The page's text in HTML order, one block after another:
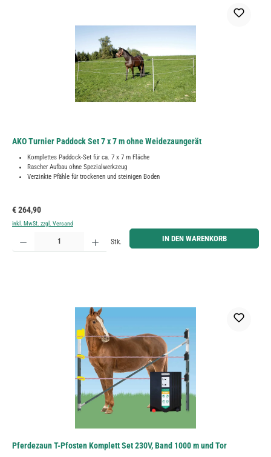
AKO Turnier Paddock Set 7 x 7 m ohne Weidezaungerät
Komplettes Paddock-Set für ca. 7 x 7 m Fläche
Rascher Aufbau ohne Spezialwerkzeug
Verzinkte Pfähle für trockenen und steinigen Boden
Regulärer Preis:
€ 264,90
inkl. MwSt. zzgl. Versand
Produkt Anzahl: Gib den gewünschten Wert ein oder benutze die Schaltflächen um die Anzahl zu
Stk. IN DEN WARENKORB
Pferdezaun T-Pfosten Komplett Set 230V, Band 1000 m und Tor